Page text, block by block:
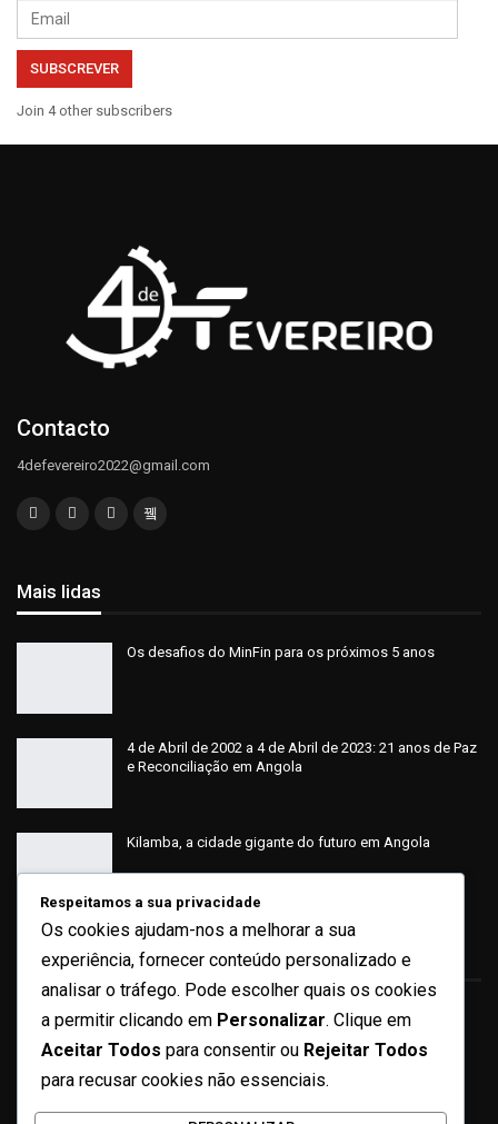
Email
SUBSCREVER
Join 4 other subscribers
Contacto
4defevereiro2022@gmail.com
Mais lidas
Os desafios do MinFin para os próximos 5 anos
4 de Abril de 2002 a 4 de Abril de 2023: 21 anos de Paz
e Reconciliação em Angola
Kilamba, a cidade gigante do futuro em Angola
Sobre
Quem Somos
Ficha Técnica
Respeitamos a sua privacidade
Os cookies ajudam-nos a melhorar a sua
experiência, fornecer conteúdo personalizado e
analisar o tráfego. Pode escolher quais os cookies
a permitir clicando em Personalizar. Clique em
Aceitar Todos para consentir ou Rejeitar Todos
para recusar cookies não essenciais.